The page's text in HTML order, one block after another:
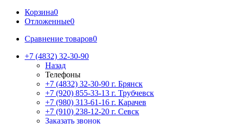
Корзина0
Отложенные0
Сравнение товаров0
+7 (4832) 32-30-90
Назад
Телефоны
+7 (4832) 32-30-90 г. Брянск
+7 (920) 855-33-13 г. Трубчевск
+7 (980) 313-61-16 г. Карачев
+7 (910) 238-12-20 г. Севск
Заказать звонок